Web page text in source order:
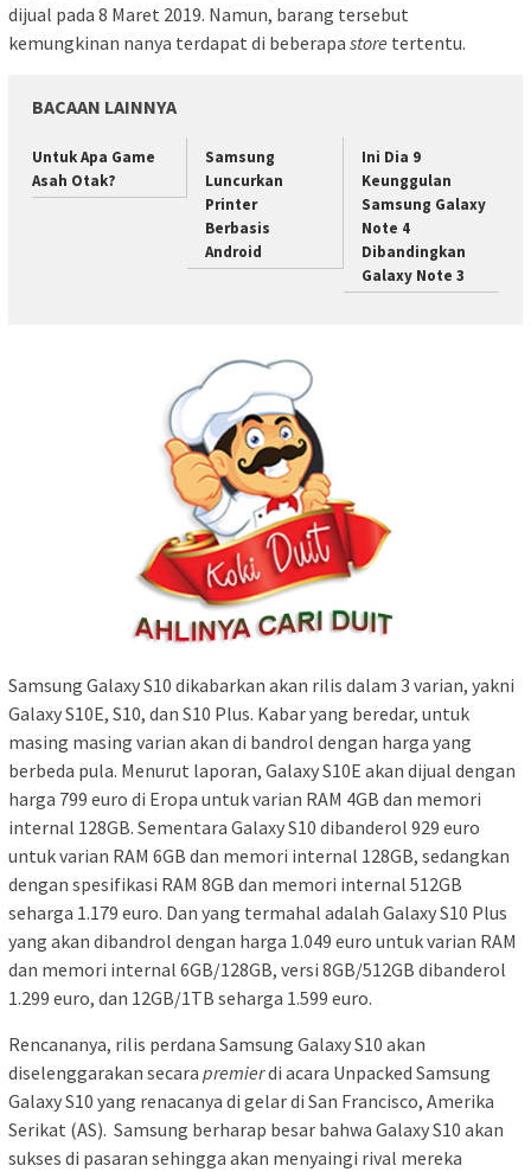
dijual pada 8 Maret 2019. Namun, barang tersebut
kemungkinan nanya terdapat di beberapa store tertentu.
BACAAN LAINNYA
Untuk Apa Game
Asah Otak?
Samsung
Luncurkan
Printer
Berbasis
Android
Ini Dia 9
Keunggulan
Samsung Galaxy
Note 4
Dibandingkan
Galaxy Note 3
Samsung Galaxy S10 dikabarkan akan rilis dalam 3 varian, yakni
Galaxy S10E, S10, dan S10 Plus. Kabar yang beredar, untuk
masing masing varian akan di bandrol dengan harga yang
berbeda pula. Menurut laporan, Galaxy S10E akan dijual dengan
harga 799 euro di Eropa untuk varian RAM 4GB dan memori
internal 128GB. Sementara Galaxy S10 dibanderol 929 euro
untuk varian RAM 6GB dan memori internal 128GB, sedangkan
dengan spesifikasi RAM 8GB dan memori internal 512GB
seharga 1.179 euro. Dan yang termahal adalah Galaxy S10 Plus
yang akan dibandrol dengan harga 1.049 euro untuk varian RAM
dan memori internal 6GB/128GB, versi 8GB/512GB dibanderol
1.299 euro, dan 12GB/1TB seharga 1.599 euro.
Rencananya, rilis perdana Samsung Galaxy S10 akan
diselenggarakan secara premierdi acara Unpacked Samsung
Galaxy S10 yang renacanya di gelar di San Francisco, Amerika
Serikat (AS). Samsung berharap besar bahwa Galaxy S10 akan
sukses di pasaran sehingga akan menyaingi rival mereka